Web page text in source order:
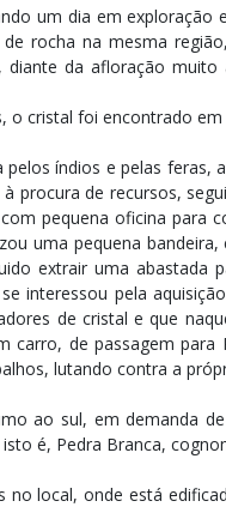
um dia em
rocha na mesma
da afloração
cristal foi encontrado
índios e pelas
procura de recursos,
pequena oficina
uma pequena
extrair uma
interessou pela
de cristal e que
carro, de passagem
lutando contra a
ao sul, em demanda
é, Pedra Branca,
local, onde está